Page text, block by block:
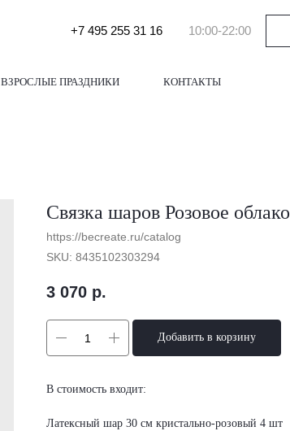
+7 495 255 31 16 10:00-22:00
ВЗРОСЛЫЕ ПРАЗДНИКИ КОНТАКТЫ
Связка шаров Розовое облако
https://becreate.ru/catalog
SKU: 8435102303294
3 070 р.
Добавить в корзину
В стоимость входит:
Латексный шар 30 см кристально-розовый 4 шт